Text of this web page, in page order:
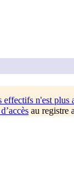
effectifs n'est plus
au registre